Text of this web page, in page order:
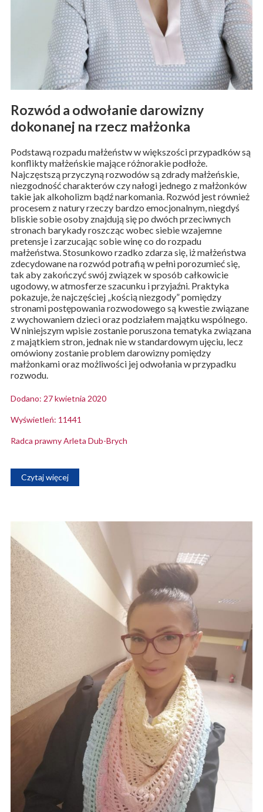
Rozwód a odwołanie darowizny
dokonanej na rzecz małżonka
Podstawą rozpadu małżeństw w większości przypadków są
konflikty małżeńskie mające różnorakie podłoże.
Najczęstszą przyczyną rozwodów są zdrady małżeńskie,
niezgodność charakterów czy nałogi jednego z małżonków
takie jak alkoholizm bądź narkomania. Rozwód jest również
procesem z natury rzeczy bardzo emocjonalnym, niegdyś
bliskie sobie osoby znajdują się po dwóch przeciwnych
stronach barykady roszcząc wobec siebie wzajemne
pretensje i zarzucając sobie winę co do rozpadu
małżeństwa. Stosunkowo rzadko zdarza się, iż małżeństwa
zdecydowane na rozwód potrafią w pełni porozumieć się,
tak aby zakończyć swój związek w sposób całkowicie
ugodowy, w atmosferze szacunku i przyjaźni. Praktyka
pokazuje, że najczęściej „kością niezgody” pomiędzy
stronami postępowania rozwodowego są kwestie związane
z wychowaniem dzieci oraz podziałem majątku wspólnego.
W niniejszym wpisie zostanie poruszona tematyka związana
z majątkiem stron, jednak nie w standardowym ujęciu, lecz
omówiony zostanie problem darowizny pomiędzy
małżonkami oraz możliwości jej odwołania w przypadku
rozwodu.
Dodano: 27 kwietnia 2020
Wyświetleń: 11441
Radca prawny Arleta Dub-Brych
Czytaj więcej